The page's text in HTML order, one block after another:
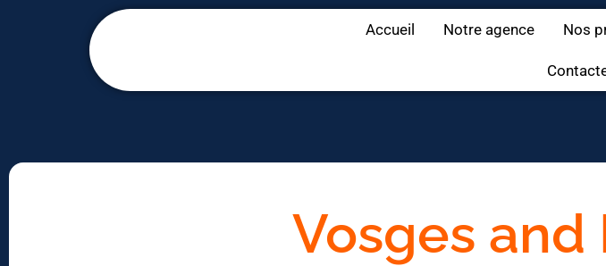
Accueil Notre agence Nos
Vosges and
Panneau de gestion des cookies